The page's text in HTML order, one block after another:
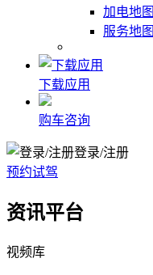
加电地图
服务地图
下载应用
购车咨询
登录/注册
预约试驾
资讯平台
视频库